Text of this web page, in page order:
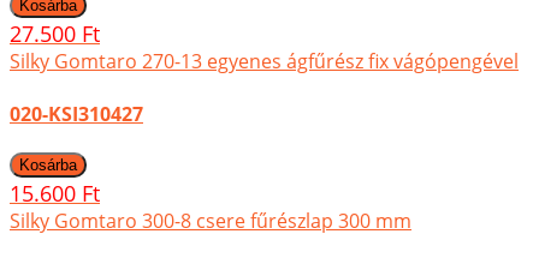
27.500 Ft
Silky Gomtaro 270-13 egyenes ágfűrész fix vágópengével
020-KSI310427
15.600 Ft
Silky Gomtaro 300-8 csere fűrészlap 300 mm